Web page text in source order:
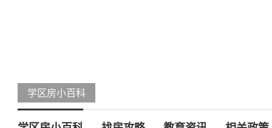
学区房小百科